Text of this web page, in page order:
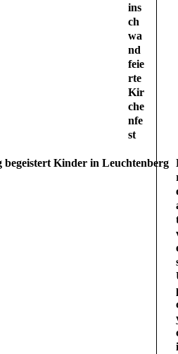
ins
ch
wa
nd
feie
rte
Kir
che
nfe
st
i